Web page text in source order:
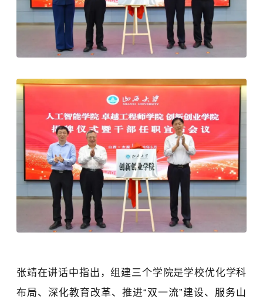
张靖在讲话中指出，组建三个学院是学校优化学科
布局、深化教育改革、推进“双一流”建设、服务山